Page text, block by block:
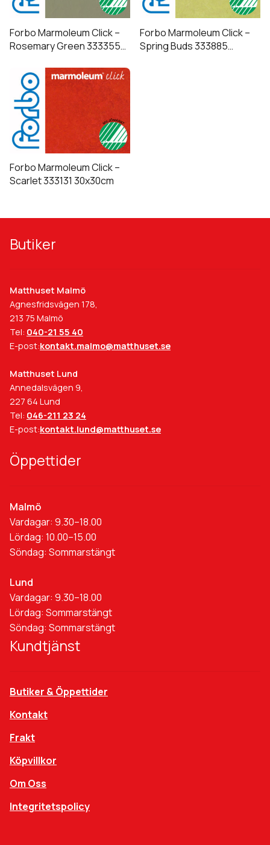
Forbo Marmoleum Click –
Rosemary Green 333355
Forbo Marmoleum Click –
Spring Buds 333885
Forbo Marmoleum Click –
Scarlet 333131 30x30cm
Butiker
Matthuset Malmö
Agnesfridsvägen 178,
213 75 Malmö
Tel: 040-21 55 40
E-post:kontakt.malmo@matthuset.se
Matthuset Lund
Annedalsvägen 9,
227 64 Lund
Tel: 046-211 23 24
E-post:kontakt.lund@matthuset.se
Öppettider
Malmö
Vardagar: 9.30–18.00
Lördag: 10.00–15.00
Söndag: Sommarstängt
Lund
Vardagar: 9.30–18.00
Lördag: Sommarstängt
Söndag: Sommarstängt
Kundtjänst
Butiker & Öppettider
Kontakt
Frakt
Köpvillkor
Om Oss
Integritetspolicy